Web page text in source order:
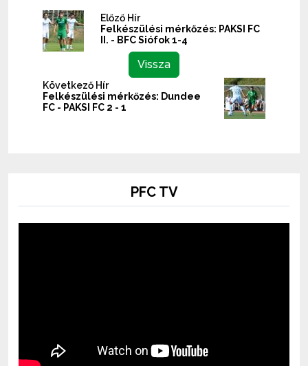
Előző Hír
Felkészülési mérkőzés: PAKSI FC
II. - BFC Siófok 1-4
Vissza
Következő Hír
Felkészülési mérkőzés: Dundee
FC - PAKSI FC 2 - 1
PFC TV